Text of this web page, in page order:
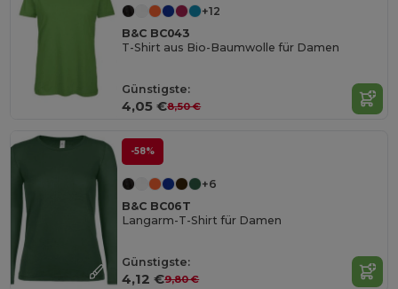
+12
B&C BC043
T-Shirt aus Bio-Baumwolle für Damen
Günstigste:
4,05 €8,50 €
-58%
+6
B&C BC06T
Langarm-T-Shirt für Damen
Günstigste:
4,12 €9,80 €